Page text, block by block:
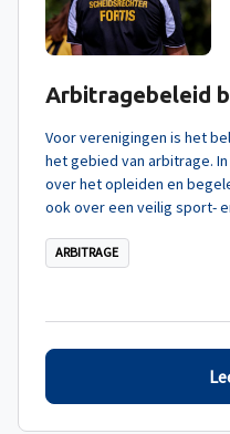
Arbitragebeleid
Voor verenigingen is het
het gebied van arbitrage.
over het opleiden en
ook over een veilig sport-
ARBITRAGE